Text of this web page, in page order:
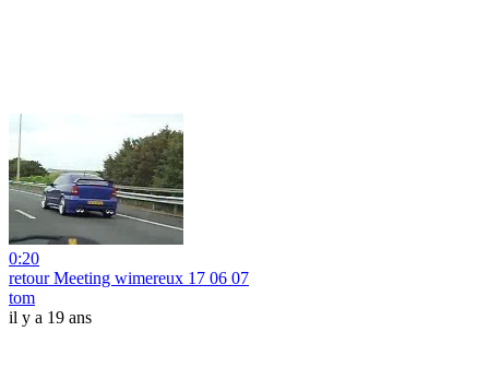
0:20
retour Meeting wimereux 17 06 07
tom
il y a 19 ans